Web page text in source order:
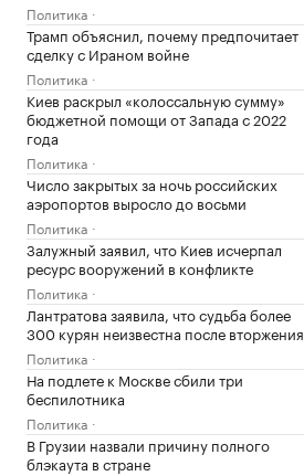
Политика
Трамп объяснил, почему предпочитает
сделку с Ираном войне
Политика
Киев раскрыл «колоссальную сумму»
бюджетной помощи от Запада с 2022
года
Политика
Число закрытых за ночь российских
аэропортов выросло до восьми
Политика
Залужный заявил, что Киев исчерпал
ресурс вооружений в конфликте
Политика
Лантратова заявила, что судьба более
300 курян неизвестна после вторжения
Политика
На подлете к Москве сбили три
беспилотника
Политика
В Грузии назвали причину полного
блэкаута в стране